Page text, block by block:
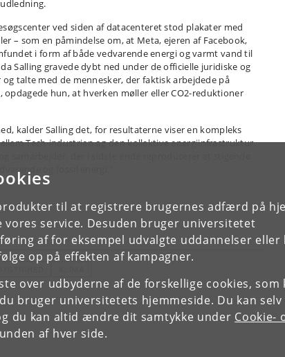
til at registrere brugernes adfærd på
service. Desuden bruger universitetet
af for eksempel udvalgte uddannelser
op på effekten af kampagner.
over udbyderne af de forskellige cookies, som
bruger universitetets hjemmeside. Du kan
du kan altid ændre dit samtykke under Cookie-
af hver side.
ved siden af datacenteret stod plakater med
– som en påmindelse om, at Meta, ejeren af Facebook,
i form af både vedvarende energi og varmt vand til
Salling gravede dybt ned under de officielle juridiske og
talte med de mennesker, der faktisk arbejdede på
opdagede hun, at hverken møller eller CO2-reduktioner
kalder Salling det, for resultaterne viser en kompleks
Tech-industrien og den kollektive energiinfrastruktur
og fossil energi.”